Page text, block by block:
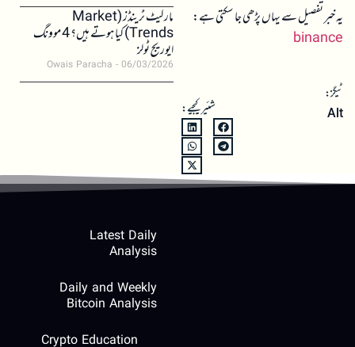
یہ خبر تفصیل سے یہاں پڑھی جا سکتی ہے:
binance
ٹیگز:
Alt شئیر کیجیے:
مارکیٹ ٹرینڈز (Market
Trends) کیا ہوتے ہیں؟ 4 موونگ
ایوریج ٹولز
Owais Paracha 06/03/2026
Latest Daily
Analysis
Daily and Weekly
Bitcoin Analysis
Crypto Education